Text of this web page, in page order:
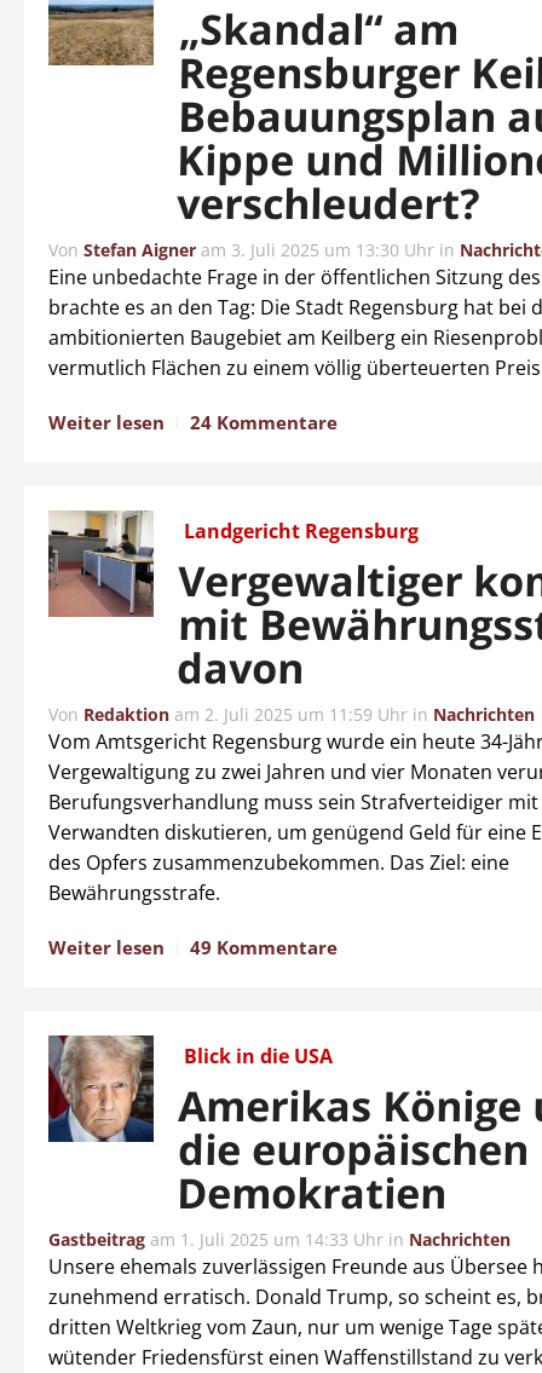
„Skandal“ am
Regensburger
Bebauungsplan
Kippe und
verschleudert?
Von Stefan Aigner am 3. Juli 2025 um 13:30 Uhr in
Eine unbedachte Frage in der öffentlichen Sitzung
brachte es an den Tag: Die Stadt Regensburg hat bei
ambitionierten Baugebiet am Keilberg ein
vermutlich Flächen zu einem völlig überteuerten
Weiter lesen 24 Kommentare
Landgericht Regensburg
Vergewaltiger
mit
davon
Von Redaktion am 2. Juli 2025 um 11:59 Uhr in Nachrichten
Vom Amtsgericht Regensburg wurde ein heute 34-
Vergewaltigung zu zwei Jahren und vier Monaten
Berufungsverhandlung muss sein Strafverteidiger
Verwandten diskutieren, um genügend Geld für eine
des Opfers zusammenzubekommen. Das Ziel: eine
Bewährungsstrafe.
Weiter lesen 49 Kommentare
Blick in die USA
Amerikas Könige
die europäischen
Demokratien
Gastbeitrag am 1. Juli 2025 um 14:33 Uhr in Nachrichten
Unsere ehemals zuverlässigen Freunde aus Übersee
zunehmend erratisch. Donald Trump, so scheint es,
dritten Weltkrieg vom Zaun, nur um wenige Tage
wütender Friedensfürst einen Waffenstillstand zu